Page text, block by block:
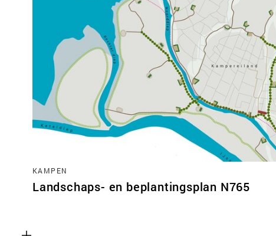
KAMPEN
Landschaps- en beplantingsplan N765